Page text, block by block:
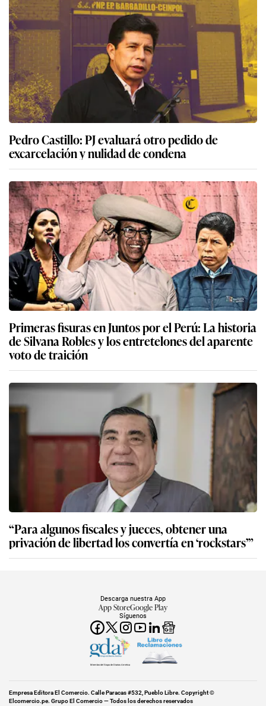
Pedro Castillo: PJ evaluará otro pedido de
excarcelación y nulidad de condena
Primeras fisuras en Juntos por el Perú: La historia
de Silvana Robles y los entretelones del aparente
voto de traición
“Para algunos fiscales y jueces, obtener una
privación de libertad los convertía en ‘rockstars’”
Síguenos
Descarga nuestra App
App StoreGoogle Play
Miembro del Grupo de Diarios América
Empresa Editora El Comercio. Calle Paracas #532, Pueblo Libre. Copyright ©
Elcomercio.pe. Grupo El Comercio — Todos los derechos reservados